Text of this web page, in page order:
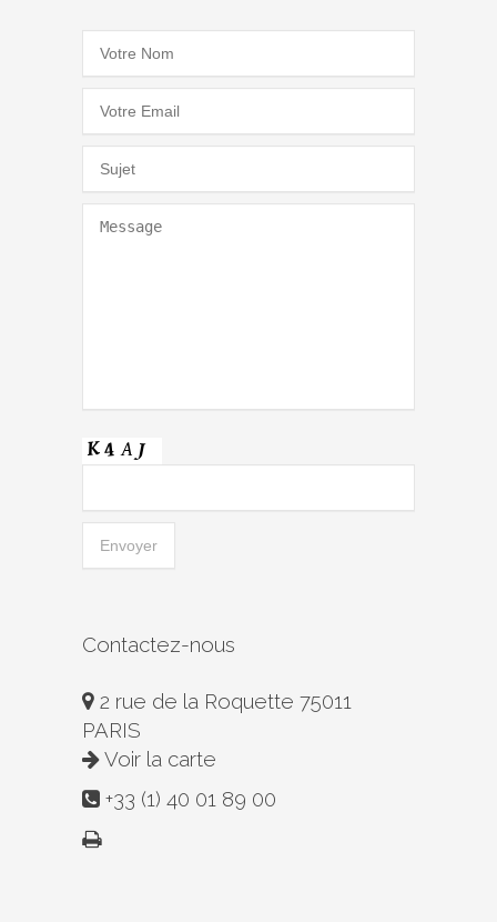
Contactez-nous
2 rue de la Roquette 75011
PARIS
Voir la carte
+33 (1) 40 01 89 00